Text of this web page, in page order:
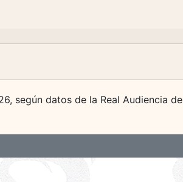
según datos de la Real Audiencia de